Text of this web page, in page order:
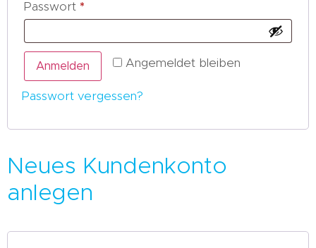
Passwort *
Angemeldet bleiben
Anmelden
Passwort vergessen?
Neues Kundenkonto
anlegen